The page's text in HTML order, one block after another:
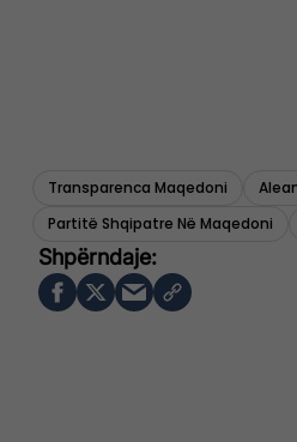
Transparenca Maqedoni
Partitë Shqipatre Në Maqedoni